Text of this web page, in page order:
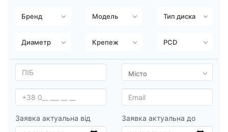
Заявка актуальна від Заявка актуальна до